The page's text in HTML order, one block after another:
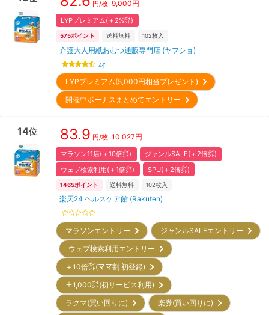
円/枚 9,000円
LYPプレミアム(＋2%㌽)
575ポイント 送料無料 102枚入
介護大人用紙おむつ通販専門店 (ヤフショ)
4件
LYPプレミアム(5,000円相当プレゼント)
開催中ボーナスまとめてエントリー
14位 83.9 円/枚 10,027円
マラソン11店(＋10倍㌽)
ジャンルSALE(＋2倍㌽)
ウェブ検索利用(＋1倍㌽)
SPU(＋2倍㌽)
1465ポイント 送料無料 102枚入
楽天24 ヘルスケア館 (Rakuten)
マラソンエントリー
ジャンルSALEエントリー
ウェブ検索利用エントリー
＋10倍㌽(ママ割 初登録)
＋1,000㌽(初サービス利用)
ラクマ(買い回りに)
楽券(買い回りに)